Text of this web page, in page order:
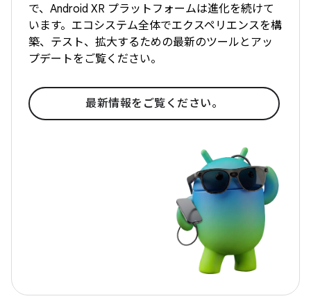
で、Android XR プラットフォームは進化を続けて
います。エコシステム全体でエクスペリエンスを構
築、テスト、拡大するための最新のツールとアッ
プデートをご覧ください。
最新情報をご覧ください。